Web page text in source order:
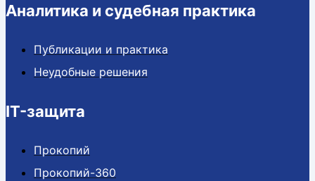
Аналитика и судебная практика
Публикации и практика
Неудобные решения
IT-защита
Прокопий
Прокопий-360